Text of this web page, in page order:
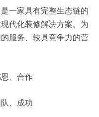
一家具有完整生态链的
代化装修解决方案。为
服务、较具竞争力的营
、合作
、成功